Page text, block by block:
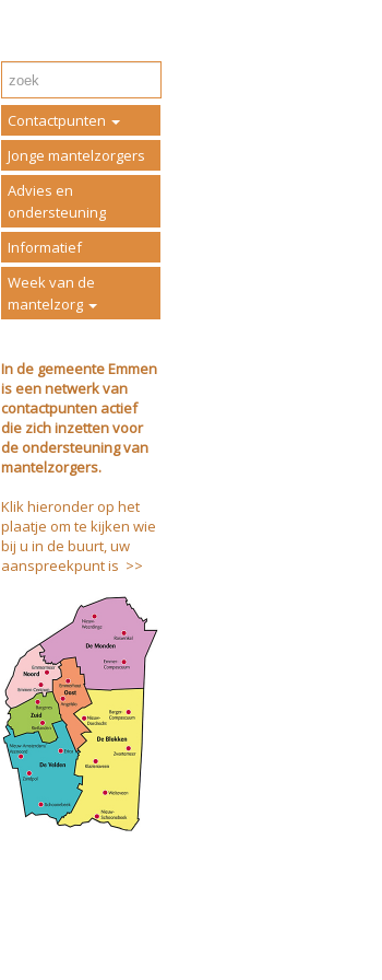
Contactpunten
Jonge mantelzorgers
Advies en
ondersteuning
Informatief
Week van de
mantelzorg
In de gemeente Emmen
is een netwerk van
contactpunten actief
die zich inzetten voor
de ondersteuning van
mantelzorgers.
Klik hieronder op het
plaatje om te kijken wie
bij u in de buurt, uw
aanspreekpunt is >>